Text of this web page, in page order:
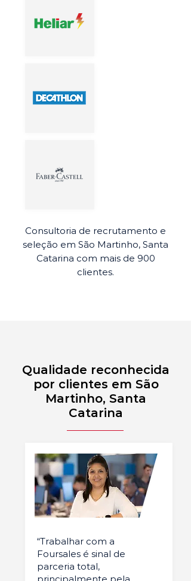
Consultoria de recrutamento e
seleção em São Martinho, Santa
Catarina com mais de 900
clientes.
Qualidade reconhecida
por clientes em São
Martinho, Santa
Catarina
“Trabalhar com a
Foursales é sinal de
parceria total,